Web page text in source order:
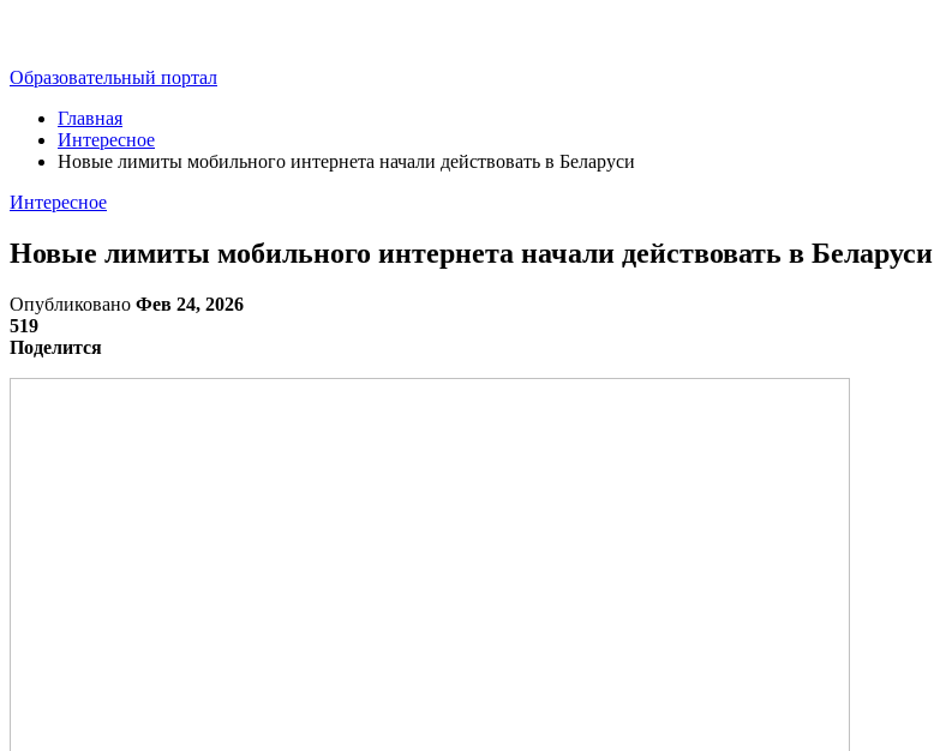
Образовательный портал
Главная
Интересное
Новые лимиты мобильного интернета начали действовать в Беларуси
Интересное
Новые лимиты мобильного интернета начали действовать в Беларуси
Опубликовано Фев 24, 2026
519
Поделится